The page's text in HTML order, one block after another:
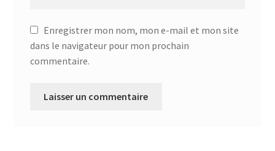
Enregistrer mon nom, mon e-mail et mon site
dans le navigateur pour mon prochain
commentaire.